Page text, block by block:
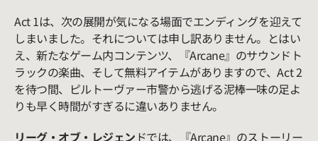
Act 1は、次の展開が気になる場面でエンディングを迎えて
しまいました。それについては申し訳ありません。とはい
え、新たなゲーム内コンテンツ、『Arcane』のサウンドト
ラックの楽曲、そして無料アイテムがありますので、Act 2
を待つ間、ピルトーヴァー市警から逃げる泥棒一味の足よ
りも早く時間がすぎるに違いありません。
リーグ・オブ・レジェン ドでは、『Arcane』のストーリー